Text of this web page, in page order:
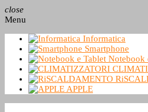
close
Menu
Informatica
Smartphone
Notebook
APPLE